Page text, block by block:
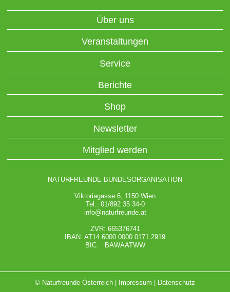
Über uns
Veranstaltungen
Service
Berichte
Shop
Newsletter
Mitglied werden
NATURFREUNDE BUNDESORGANISATION
Viktoriagasse 6, 1150 Wien
Tel.: 01/892 35 34-0
info@naturfreunde.at
ZVR: 665376741
IBAN: AT14 6000 0000 0171 2919
BIC: BAWAATWW
© Naturfreunde Österreich | Impressum Datenschutz